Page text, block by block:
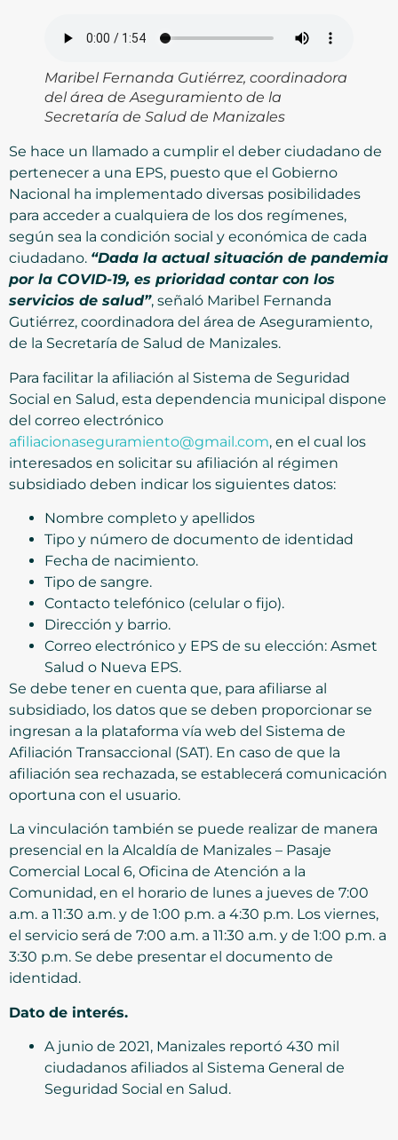
Maribel Fernanda Gutiérrez, coordinadora
del área de Aseguramiento de la
Secretaría de Salud de Manizales
Se hace un llamado a cumplir el deber ciudadano de
pertenecer a una EPS, puesto que el Gobierno
Nacional ha implementado diversas posibilidades
para acceder a cualquiera de los dos regímenes,
según sea la condición social y económica de cada
ciudadano. “Dada la actual situación de pandemia
por la COVID-19, es prioridad contar con los
servicios de salud”, señaló Maribel Fernanda
Gutiérrez, coordinadora del área de Aseguramiento,
de la Secretaría de Salud de Manizales.
Para facilitar la afiliación al Sistema de Seguridad
Social en Salud, esta dependencia municipal dispone
del correo electrónico
afiliacionaseguramiento@gmail.com, en el cual los
interesados en solicitar su afiliación al régimen
subsidiado deben indicar los siguientes datos:
Nombre completo y apellidos
Tipo y número de documento de identidad
Fecha de nacimiento.
Tipo de sangre.
Contacto telefónico (celular o fijo).
Dirección y barrio.
Correo electrónico y EPS de su elección: Asmet
Salud o Nueva EPS.
Se debe tener en cuenta que, para afiliarse al
subsidiado, los datos que se deben proporcionar se
ingresan a la plataforma vía web del Sistema de
Afiliación Transaccional (SAT). En caso de que la
afiliación sea rechazada, se establecerá comunicación
oportuna con el usuario.
La vinculación también se puede realizar de manera
presencial en la Alcaldía de Manizales – Pasaje
Comercial Local 6, Oficina de Atención a la
Comunidad, en el horario de lunes a jueves de 7:00
a.m. a 11:30 a.m. y de 1:00 p.m. a 4:30 p.m. Los viernes,
el servicio será de 7:00 a.m. a 11:30 a.m. y de 1:00 p.m. a
3:30 p.m. Se debe presentar el documento de
identidad.
Dato de interés.
A junio de 2021, Manizales reportó 430 mil
ciudadanos afiliados al Sistema General de
Seguridad Social en Salud.